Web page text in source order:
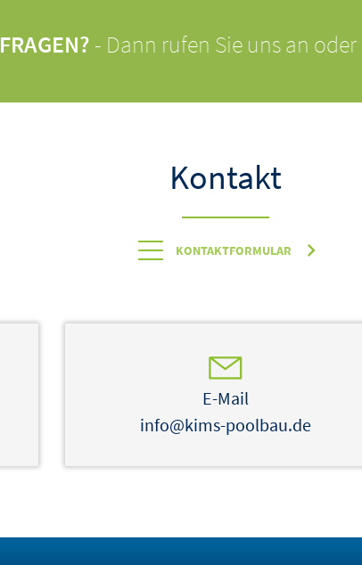
- Dann rufen Sie uns an oder
Kontakt
KONTAKTFORMULAR
E-Mail
info@kims-poolbau.de